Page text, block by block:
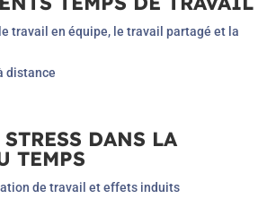
travail en équipe, le travail partagé et la
distance
DANS LA
TEMPS
de travail et effets induits